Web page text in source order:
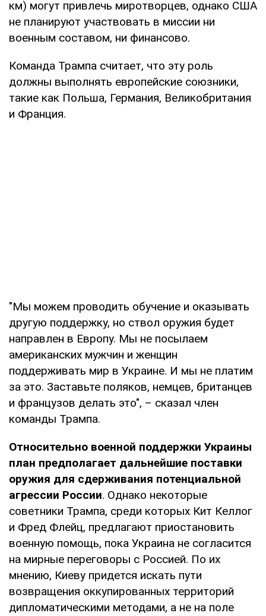
км) могут привлечь миротворцев, однако США
не планируют участвовать в миссии ни
военным составом, ни финансово.
Команда Трампа считает, что эту роль
должны выполнять европейские союзники,
такие как Польша, Германия, Великобритания
и Франция.
"Мы можем проводить обучение и оказывать
другую поддержку, но ствол оружия будет
направлен в Европу. Мы не посылаем
американских мужчин и женщин
поддерживать мир в Украине. И мы не платим
за это. Заставьте поляков, немцев, британцев
и французов делать это", – сказал член
команды Трампа.
Относительно военной поддержки Украины
план предполагает дальнейшие поставки
оружия для сдерживания потенциальной
агрессии России. Однако некоторые
советники Трампа, среди которых Кит Келлог
и Фред Флейц, предлагают приостановить
военную помощь, пока Украина не согласится
на мирные переговоры с Россией. По их
мнению, Киеву придется искать пути
возвращения оккупированных территорий
дипломатическими методами, а не на поле